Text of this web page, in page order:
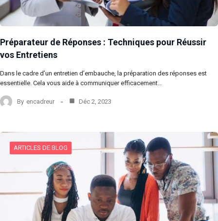
Préparateur de Réponses : Techniques pour Réussir
vos Entretiens
Dans le cadre d’un entretien d’embauche, la préparation des réponses est
essentielle. Cela vous aide à communiquer efficacement…
By encadreur Déc 2, 2023
ARTICLES DE BLOG